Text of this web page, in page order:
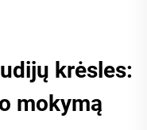
krėsles:
mokymą